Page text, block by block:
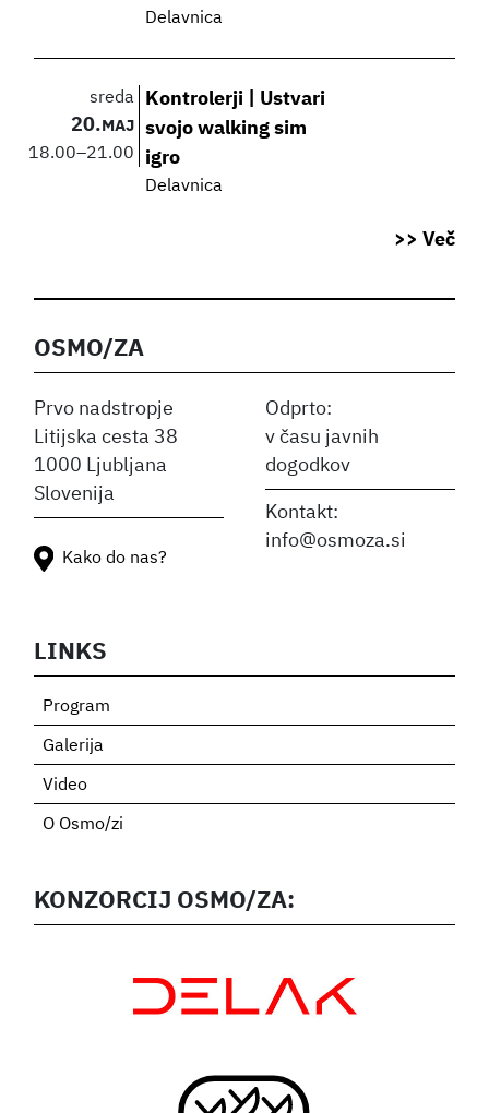
Delavnica
sreda
20.MAJ
18.00–21.00
Kontrolerji | Ustvari
svojo walking sim
igro
Delavnica
>> Več
OSMO/ZA
Prvo nadstropje
Litijska cesta 38
1000 Ljubljana
Slovenija
Odprto:
v času javnih
dogodkov
Kontakt:
info@osmoza.si
LINKS
Program
Galerija
Video
O Osmo/zi
KONZORCIJ OSMO/ZA:
Kako do nas?